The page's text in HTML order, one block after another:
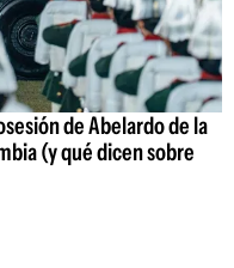
de Abelardo de la
(y qué dicen sobre